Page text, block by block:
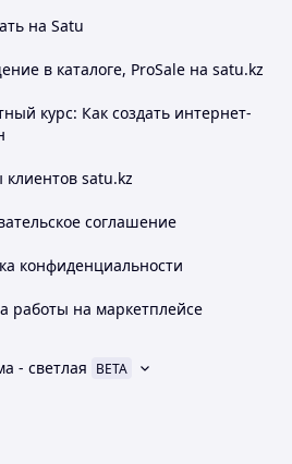
на Satu
в каталоге, ProSale на satu.kz
курс: Как создать интернет-
satu.kz
соглашение
конфиденциальности
работы на маркетплейсе
- светлая BETA